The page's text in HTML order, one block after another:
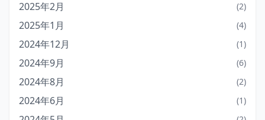
2025年2月 (2)
2025年1月 (4)
2024年12月 (1)
2024年9月 (6)
2024年8月 (2)
2024年6月 (1)